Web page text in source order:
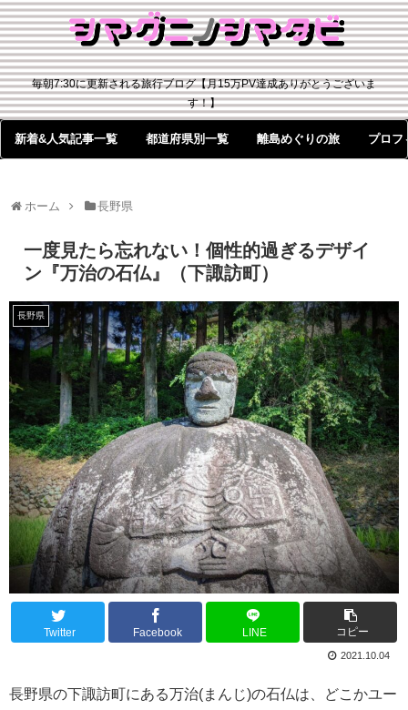
毎朝7:30に更新される旅行ブログ【月15万PV達成ありがとうございま
す！】
新着&人気記事一覧 都道府県別一覧 離島めぐりの旅 プロフ
ホーム 長野県
一度見たら忘れない！個性的過ぎるデザイ
ン『万治の石仏』（下諏訪町）
長野県
Twitter Facebook LINE コピー
2021.10.04
長野県の下諏訪町にある万治(まんじ)の石仏は、どこかユー